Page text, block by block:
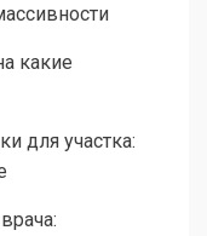
какие
для участка: